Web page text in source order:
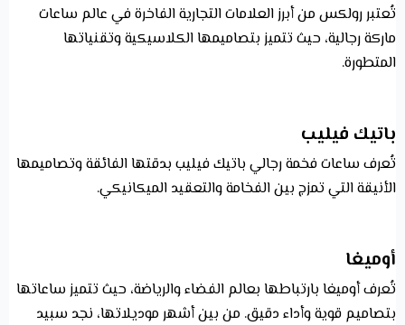
تُعتبر رولكس من أبرز العلامات التجارية الفاخرة في عالم ساعات
ماركة رجالية، حيث تتميز بتصاميمها الكلاسيكية وتقنياتها
المتطورة.
باتيك فيليب
تُعرف ساعات فخمة رجالي باتيك فيليب بدقتها الفائقة وتصاميمها
الأنيقة التي تمزج بين الفخامة والتعقيد الميكانيكي.
أوميغا
تُعرف أوميغا بارتباطها بعالم الفضاء والرياضة، حيث تتميز ساعاتها
بتصاميم قوية وأداء دقيق. من بين أشهر موديلاتها، نجد سبيد